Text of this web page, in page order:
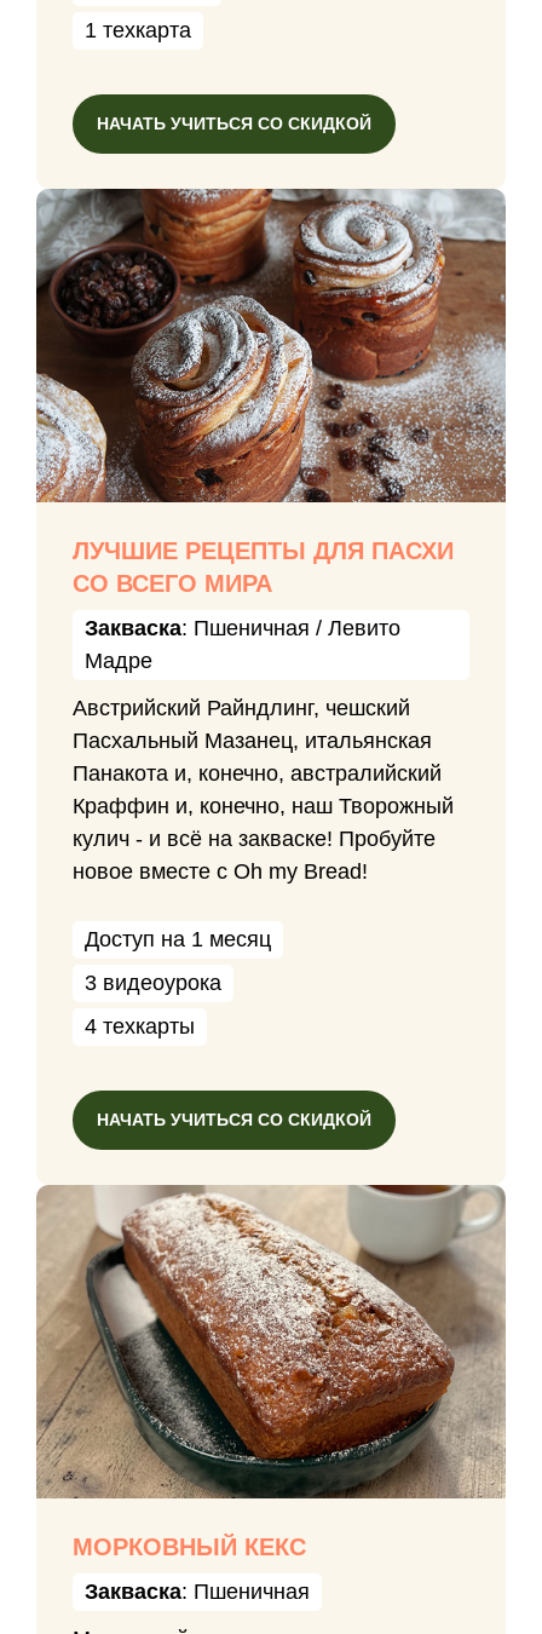
1 техкарта
НАЧАТЬ УЧИТЬСЯ СО СКИДКОЙ
ЛУЧШИЕ РЕЦЕПТЫ ДЛЯ ПАСХИ
СО ВСЕГО МИРА
Закваска: Пшеничная / Левито
Мадре
Австрийский Райндлинг, чешский
Пасхальный Мазанец, итальянская
Панакота и, конечно, австралийский
Краффин и, конечно, наш Творожный
кулич - и всё на закваске! Пробуйте
новое вместе с Oh my Bread!
Доступ на 1 месяц
3 видеоурока
4 техкарты
НАЧАТЬ УЧИТЬСЯ СО СКИДКОЙ
МОРКОВНЫЙ КЕКС
Закваска: Пшеничная